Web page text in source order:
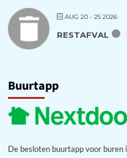
AUG 20 - 25 2026
RESTAFVAL
Buurtapp
De besloten buurtapp voor buren